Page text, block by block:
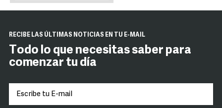
RECIBE LAS ÚLTIMAS NOTICIAS EN TU E-MAIL
Todo lo que necesitas saber para
comenzar tu día